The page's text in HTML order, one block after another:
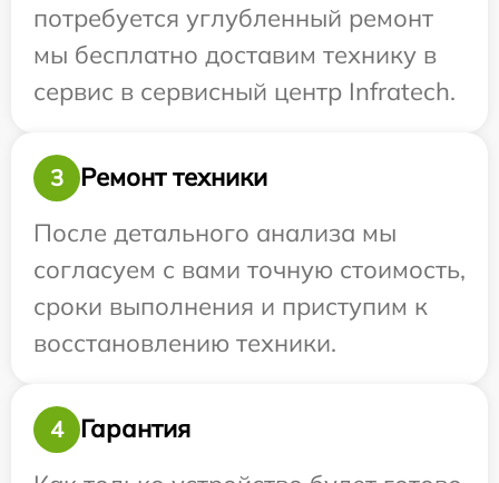
потребуется углубленный ремонт
мы бесплатно доставим технику в
сервис в сервисный центр Infratech.
3
Ремонт техники
После детального анализа мы
согласуем с вами точную стоимость,
сроки выполнения и приступим к
восстановлению техники.
4
Гарантия